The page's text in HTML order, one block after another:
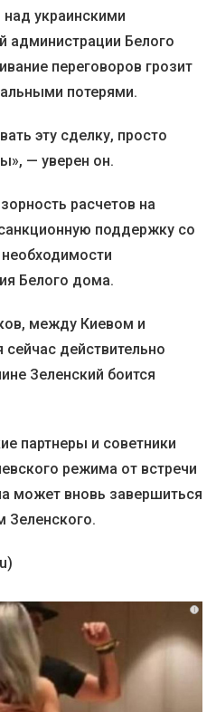
украинскими
администрации Белого
переговоров грозит
потерями.
эту сделку, просто
— уверен он.
расчетов на
поддержку со
Белого дома.
между Киевом и
действительно
Зеленский боится
партнеры и советники
режима от встречи
может вновь завершиться
Зеленского.
i